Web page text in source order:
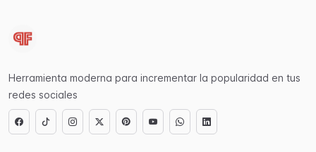
Herramienta moderna para incrementar la popularidad en tus
redes sociales